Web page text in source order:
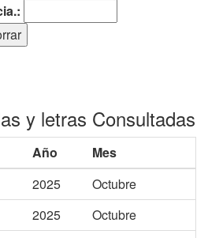
y letras Consultadas
Año
Mes
2025
Octubre
2025
Octubre